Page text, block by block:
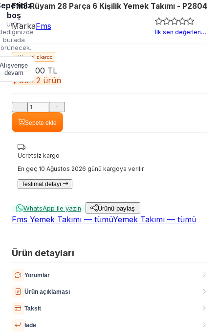
boş
Ürün
burada
Alışverişe
devam
FMS Rüyam 28 Parça 6 Kişilik Yemek Takımı - P2804
MarkaFms
İlk sen değerlendir
Ücretsiz kargo
3.800,00 TL
Son 2 ürün
Sepete ekle
Ücretsiz kargo
En geç 10 Ağustos 2026 günü kargoya verilir.
Teslimat detayı
WhatsApp ile yazın Ürünü paylaş
Fms Yemek Takımı — tümüYemek Takımı — tümü
Ürün detayları
Yorumlar
Ürün açıklaması
Taksit
İade